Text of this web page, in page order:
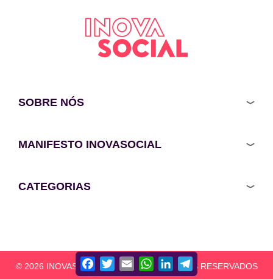
SOBRE NÓS
MANIFESTO INOVASOCIAL
CATEGORIAS
© 2026 INOVASOCIAL - TODOS OS DIREITOS RESERVADOS
FacebookTwitterEmail WhatsApp
LinkedInTelegram